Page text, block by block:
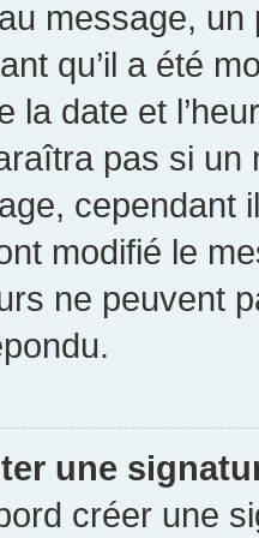
message, un
qu’il a été
la date et
pas si
cependant
modifié le
ne peuvent
une
créer une